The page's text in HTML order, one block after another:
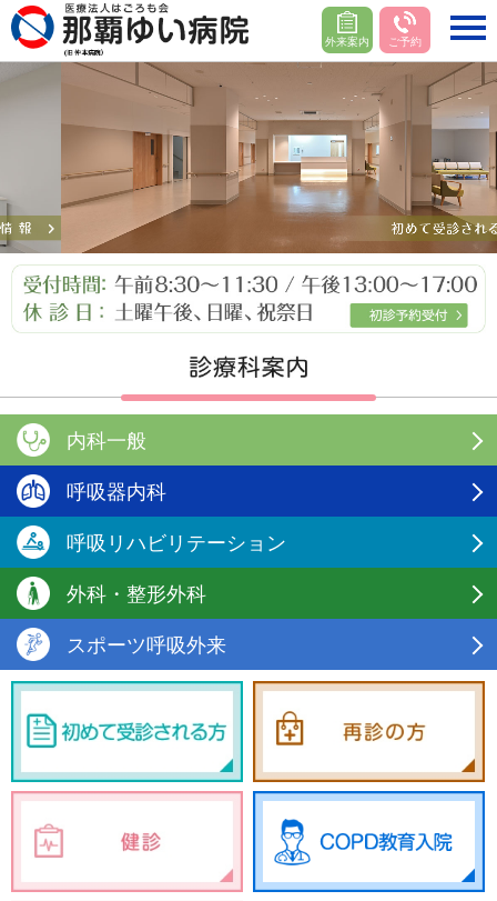
ご予約
外来案内
内科一般
呼吸器内科
呼吸リハビリテーション
外科・整形外科
スポーツ呼吸外来